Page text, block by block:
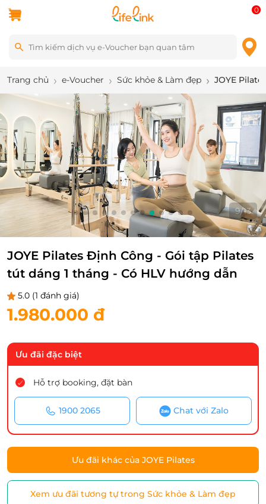
0
Trang chủ e-Voucher Sức khỏe & Làm đẹp JOYE
10/13
JOYE Pilates Định Công - Gói tập Pilates
tút dáng 1 tháng - Có HLV hướng dẫn
5.0 (1 đánh giá)
1.980.000 đ
Ưu đãi đặc biệt
Hỗ trợ booking, đặt bàn
1900 2065 Chat với Zalo
Ưu đãi khác của JOYE Pilates
Xem ưu đãi tương tự trong Sức khỏe & Làm đẹp